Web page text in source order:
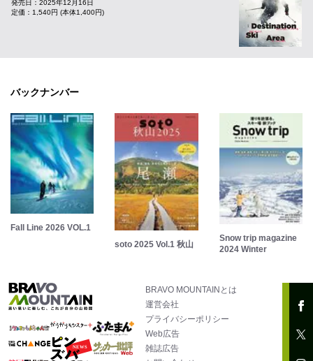
発売日：2025年12月16日
定価：1,540円 (本体1,400円)
バックナンバー
Fall Line 2026 VOL.1
soto 2025 Vol.1 秋山
Snow trip magazine
2024 Winter
BRAVO MOUNTAINとは
運営会社
プライバシーポリシー
Web広告
雑誌広告